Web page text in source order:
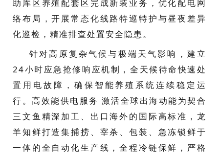
助库区养殖配套区完成新装业务，优化配电网
络布局，开展常态化线路特巡特护与昼夜差异
化巡检，精准排查处置安全隐患。
针对高原复杂气候与极端天气影响，建立
24小时应急抢修响应机制，全天候待命快速处
置用电故障，确保智能养殖系统连续稳定运
行。高效能供电服务 激活全球出海动能为契合
三文鱼精深加工、出口海外的国际高标准，龙
羊知鲜打造集捕捞、宰杀、包装、急冻锁鲜于
一体的全自动化生产线，全程冷链保鲜，严格